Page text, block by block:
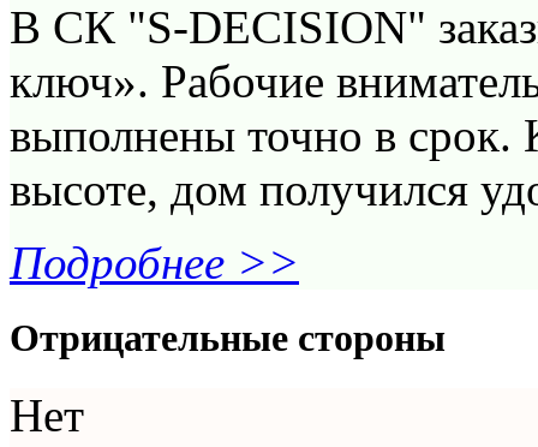
В СК "S-DECISION"
ключ». Рабочие
выполнены точно в срок.
высоте, дом получился
Подробнее >>
Отрицательные стороны
Нет